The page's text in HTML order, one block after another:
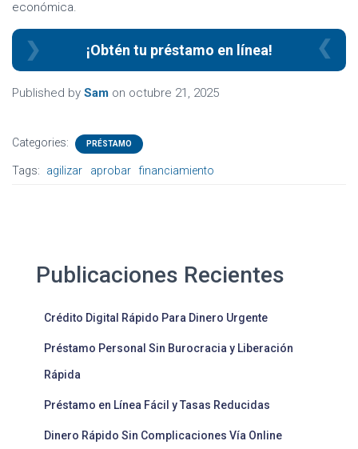
económica.
¡Obtén tu préstamo en línea!
Published by Sam on octubre 21, 2025
Categories: PRÉSTAMO
Tags: agilizar aprobar financiamiento
Publicaciones Recientes
Crédito Digital Rápido Para Dinero Urgente
Préstamo Personal Sin Burocracia y Liberación
Rápida
Préstamo en Línea Fácil y Tasas Reducidas
Dinero Rápido Sin Complicaciones Vía Online